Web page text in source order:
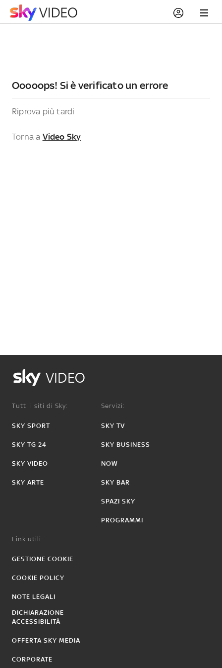
Ooooops! Si è verificato un errore
Riprova più tardi
Torna a Video Sky
VIDEO
Tutti i siti di Sky:
SKY SPORT
SKY TG 24
SKY VIDEO
SKY ARTE
Servizi:
SKY TV
SKY BUSINESS
NOW
SKY BAR
SPAZI SKY
PROGRAMMI
Link utili:
GESTIONE COOKIE
COOKIE POLICY
NOTE LEGALI
DICHIARAZIONE
ACCESSIBILITÀ
OFFERTA SKY MEDIA
CORPORATE